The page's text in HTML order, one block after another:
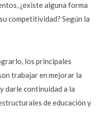
¿existe alguna forma
competitividad? Según la
los principales
trabajar en mejorar la
darle continuidad a la
de educación y